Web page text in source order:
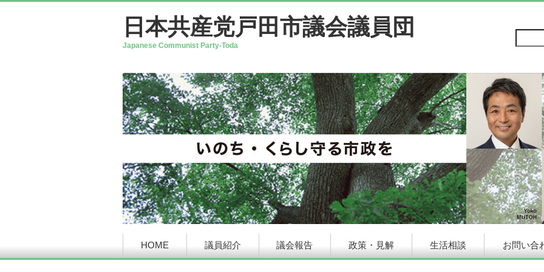
日本共産党戸田市議会議員団
Japanese Communist Party-Toda
HOME 議員紹介 議会報告 政策・見解 生活相談 お問い合